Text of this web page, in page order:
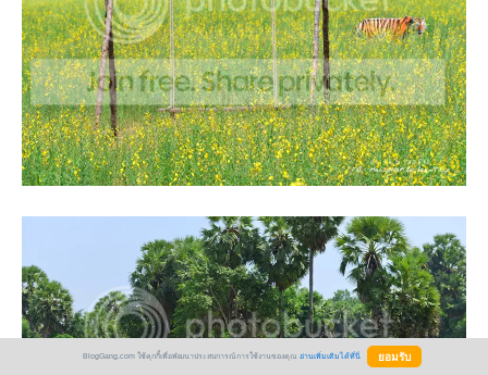
BlogGang.com ใช้คุกกี้เพื่อพัฒนาประสบการณ์การใช้งานของคุณ อ่านเพิ่มเติมได้ที่นี่